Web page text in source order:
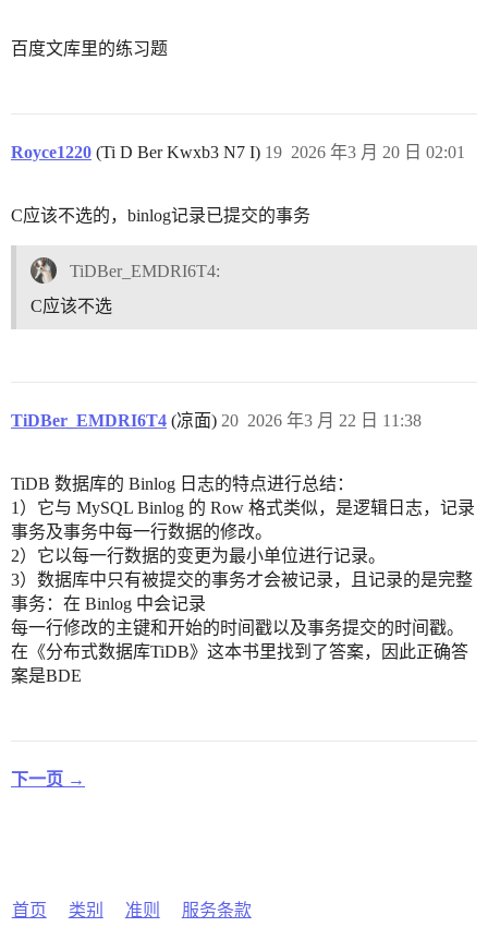
百度文库里的练习题
Royce1220 (Ti D Ber Kwxb3 N7 I) 2026 年3 月 20 日 02:01
19
C应该不选的，binlog记录已提交的事务
TiDBer_EMDRI6T4:
C应该不选
TiDBer_EMDRI6T4 (凉面) 2026 年3 月 22 日 11:38
20
TiDB 数据库的 Binlog 日志的特点进行总结：
1）它与 MySQL Binlog 的 Row 格式类似，是逻辑日志，记录
事务及事务中每一行数据的修改。
2）它以每一行数据的变更为最小单位进行记录。
3）数据库中只有被提交的事务才会被记录，且记录的是完整
事务：在 Binlog 中会记录
每一行修改的主键和开始的时间戳以及事务提交的时间戳。
在《分布式数据库TiDB》这本书里找到了答案，因此正确答
案是BDE
下一页 →
首页 类别 准则 服务条款